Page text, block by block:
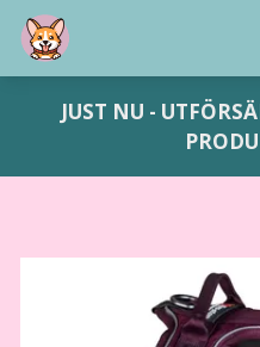
JUST NU -